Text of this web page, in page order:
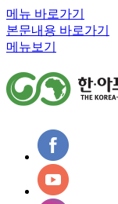
메뉴 바로가기
본문내용 바로가기
메뉴보기